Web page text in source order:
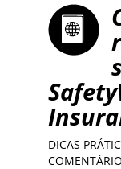
DICAS
COMENTÁRIO